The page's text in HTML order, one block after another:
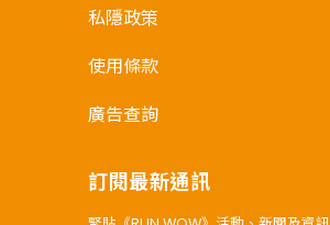
私隱政策
使用條款
廣告查詢
訂閱最新通訊